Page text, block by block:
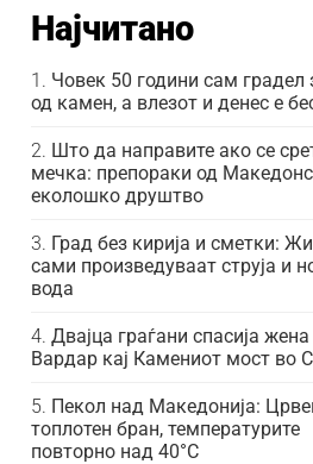
Најчитано
Човек 50 години сам градел
од камен, а влезот и денес е
Што да направите ако се
мечка: препораки од
еколошко друштво
Град без кирија и сметки:
сами произведуваат струја и
вода
Двајца граѓани спасија
Вардар кај Камениот мост во
Пекол над Македонија:
топлотен бран, температурите
повторно над 40°C